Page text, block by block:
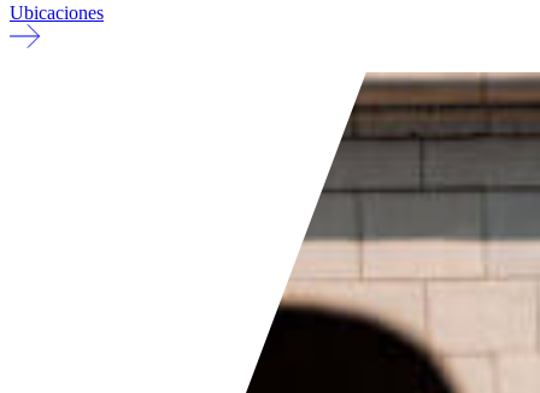
Ubicaciones